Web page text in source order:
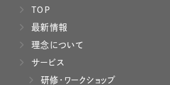
TOP
最新情報
理念について
サービス
研修・ワークショップ